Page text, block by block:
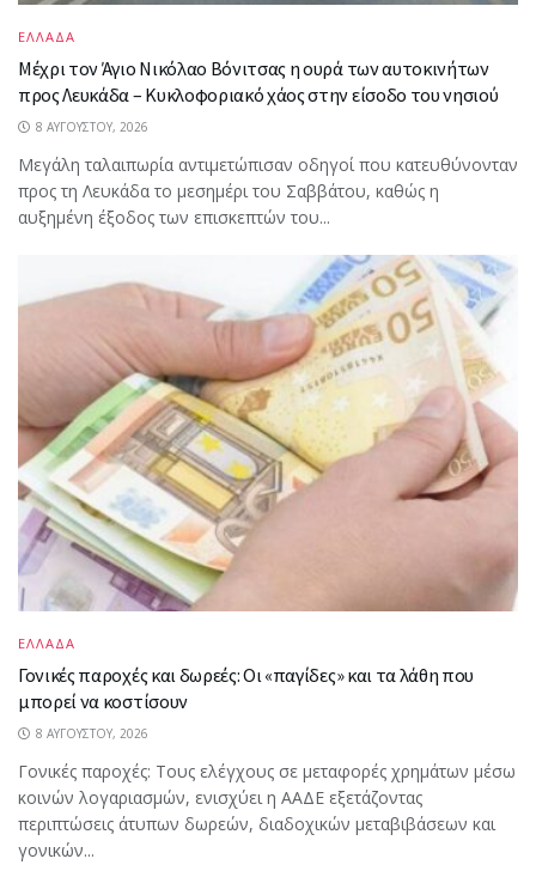
ΕΛΛΑΔΑ
Mέχρι τον Άγιο Νικόλαο Βόνιτσας η ουρά των αυτοκινήτων
προς Λευκάδα – Κυκλοφοριακό χάος στην είσοδο του νησιού
8 ΑΥΓΟΎΣΤΟΥ, 2026
Μεγάλη ταλαιπωρία αντιμετώπισαν οδηγοί που κατευθύνονταν
προς τη Λευκάδα το μεσημέρι του Σαββάτου, καθώς η
αυξημένη έξοδος των επισκεπτών του...
ΕΛΛΑΔΑ
Γονικές παροχές και δωρεές: Οι «παγίδες» και τα λάθη που
μπορεί να κοστίσουν
8 ΑΥΓΟΎΣΤΟΥ, 2026
Γονικές παροχές: Τους ελέγχους σε μεταφορές χρημάτων μέσω
κοινών λογαριασμών, ενισχύει η ΑΑΔΕ εξετάζοντας
περιπτώσεις άτυπων δωρεών, διαδοχικών μεταβιβάσεων και
γονικών...